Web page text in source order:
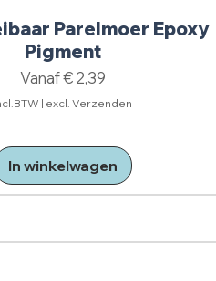
Parelmoer Epoxy
Pigment
Vanaf€ 2,39
Verkoopprijs
| excl. Verzenden
In winkelwagen